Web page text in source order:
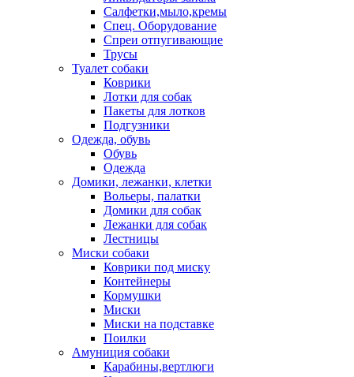
Салфетки,мыло,кремы
Спец. Оборудование
Спреи отпугивающие
Трусы
Туалет собаки
Коврики
Лотки для собак
Пакеты для лотков
Подгузники
Одежда, обувь
Обувь
Одежда
Домики, лежанки, клетки
Вольеры, палатки
Домики для собак
Лежанки для собак
Лестницы
Миски собаки
Коврики под миску
Контейнеры
Кормушки
Миски
Миски на подставке
Поилки
Амуниция собаки
Карабины,вертлюги